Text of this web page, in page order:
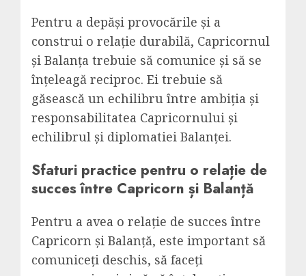
Pentru a depăși provocările și a
construi o relație durabilă, Capricornul
și Balanța trebuie să comunice și să se
înțeleagă reciproc. Ei trebuie să
găsească un echilibru între ambiția și
responsabilitatea Capricornului și
echilibrul și diplomatiei Balanței.
Sfaturi practice pentru o relație de
succes între Capricorn și Balanță
Pentru a avea o relație de succes între
Capricorn și Balanță, este important să
comuniceți deschis, să faceți